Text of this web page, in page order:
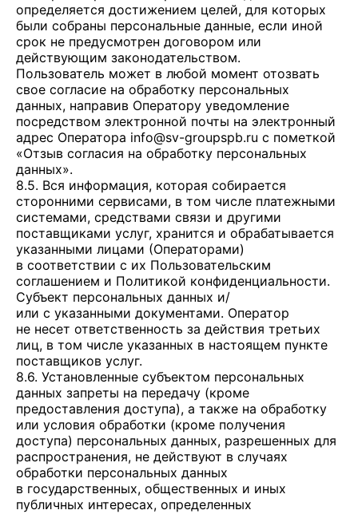
определяется достижением целей, для которых
были собраны персональные данные, если иной
срок не предусмотрен договором или
действующим законодательством.
Пользователь может в любой момент отозвать
свое согласие на обработку персональных
данных, направив Оператору уведомление
посредством электронной почты на электронный
адрес Оператора info@sv-groupspb.ru с пометкой
«Отзыв согласия на обработку персональных
данных».
8.5. Вся информация, которая собирается
сторонними сервисами, в том числе платежными
системами, средствами связи и другими
поставщиками услуг, хранится и обрабатывается
указанными лицами (Операторами)
в соответствии с их Пользовательским
соглашением и Политикой конфиденциальности.
Субъект персональных данных и/
или с указанными документами. Оператор
не несет ответственность за действия третьих
лиц, в том числе указанных в настоящем пункте
поставщиков услуг.
8.6. Установленные субъектом персональных
данных запреты на передачу (кроме
предоставления доступа), а также на обработку
или условия обработки (кроме получения
доступа) персональных данных, разрешенных для
распространения, не действуют в случаях
обработки персональных данных
в государственных, общественных и иных
публичных интересах, определенных